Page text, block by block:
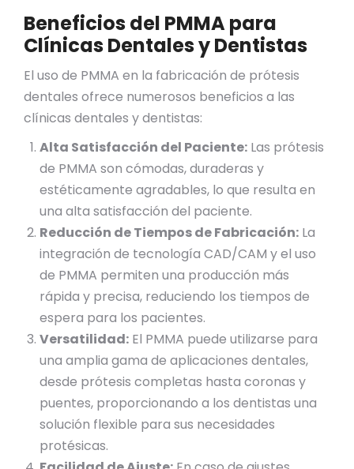
Beneficios del PMMA para
Clínicas Dentales y Dentistas
El uso de PMMA en la fabricación de prótesis
dentales ofrece numerosos beneficios a las
clínicas dentales y dentistas:
Alta Satisfacción del Paciente: Las prótesis
de PMMA son cómodas, duraderas y
estéticamente agradables, lo que resulta en
una alta satisfacción del paciente.
Reducción de Tiempos de Fabricación: La
integración de tecnología CAD/CAM y el uso
de PMMA permiten una producción más
rápida y precisa, reduciendo los tiempos de
espera para los pacientes.
Versatilidad: El PMMA puede utilizarse para
una amplia gama de aplicaciones dentales,
desde prótesis completas hasta coronas y
puentes, proporcionando a los dentistas una
solución flexible para sus necesidades
protésicas.